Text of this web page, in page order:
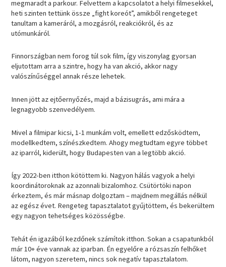
megmaradt a parkour. Felvettem a kapcsolatot a helyi filmesekkel,
heti szinten tettünk össze „fight koreót”, amikből rengeteget
tanultam a kameráról, a mozgásról, reakciókról, és az
utómunkáról.
Finnországban nem forog túl sok film, így viszonylag gyorsan
eljutottam arra a szintre, hogy ha van akció, akkor nagy
valószínűséggel annak része lehetek.
Innen jött az ejtőernyőzés, majd a bázisugrás, ami mára a
legnagyobb szenvedélyem.
Mivel a filmipar kicsi, 1-1 munkám volt, emellett edzősködtem,
modellkedtem, színészkedtem. Ahogy megtudtam egyre többet
az iparról, kiderült, hogy Budapesten van a legtöbb akció.
Így 2022-ben itthon kötöttem ki. Nagyon hálás vagyok a helyi
koordinátoroknak az azonnali bizalomhoz. Csütörtöki napon
érkeztem, és már másnap dolgoztam – majdnem megállás nélkül
az egész évet. Rengeteg tapasztalatot gyűjtöttem, és bekerültem
egy nagyon tehetséges közösségbe.
Tehát én igazából kezdőnek számítok itthon. Sokan a csapatunkból
már 10+ éve vannak az iparban. Én egyelőre a rózsaszín felhőket
látom, nagyon szeretem, nincs sok negatív tapasztalatom.